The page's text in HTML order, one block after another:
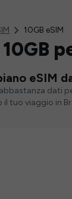
10GB eSIM
eSIM
dati
tuo viaggio in